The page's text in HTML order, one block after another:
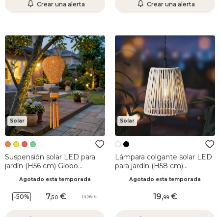
Crear una alerta Crear una alerta
Solar
Suspensión solar LED para
jardín (H56 cm) Globo
Agotado esta temporada
-50% 7,50 14,99
Solar
Lámpara colgante solar LED
para jardín (H58 cm)
cálidoAgotado esta temporada
19,99